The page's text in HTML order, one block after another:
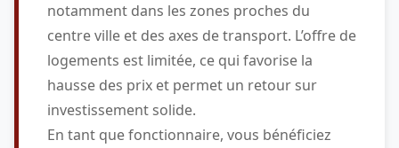
notamment dans les zones proches du
centre ville et des axes de transport. L’offre de
logements est limitée, ce qui favorise la
hausse des prix et permet un retour sur
investissement solide.
En tant que fonctionnaire, vous bénéficiez